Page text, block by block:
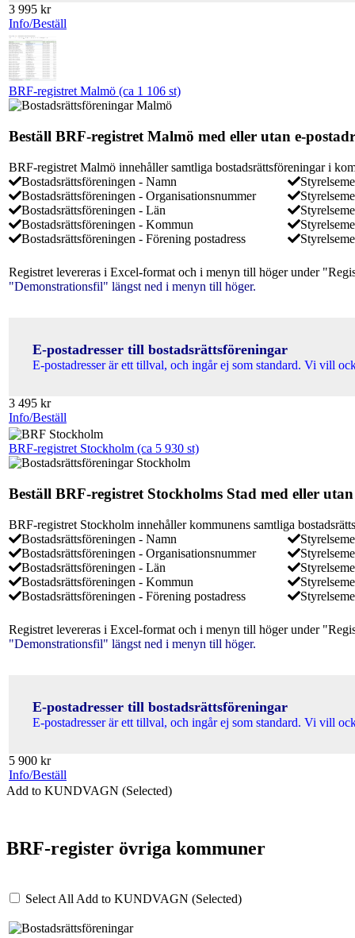
3 995 kr
Info/Beställ
BRF-registret Malmö (ca 1 106 st)
Beställ BRF-registret Malmö med eller utan e-
BRF-registret Malmö innehåller samtliga bostadsrättsföreningar i
Bostadsrättsföreningen - Namn
Bostadsrättsföreningen - Organisationsnummer
Bostadsrättsföreningen - Län
Bostadsrättsföreningen - Kommun
Bostadsrättsföreningen - Förening postadress
Registret levereras i Excel-format och i menyn till höger under
"Demonstrationsfil" längst ned i menyn till höger.
E-postadresser till bostadsrättsföreningar
E-postadresser är ett tillval, och ingår ej som standard. Vi vill
3 495 kr
Info/Beställ
BRF-registret Stockholm (ca 5 930 st)
Beställ BRF-registret Stockholms Stad med eller utan
BRF-registret Stockholm innehåller kommunens samtliga
Bostadsrättsföreningen - Namn
Bostadsrättsföreningen - Organisationsnummer
Bostadsrättsföreningen - Län
Bostadsrättsföreningen - Kommun
Bostadsrättsföreningen - Förening postadress
Registret levereras i Excel-format och i menyn till höger under
"Demonstrationsfil" längst ned i menyn till höger.
E-postadresser till bostadsrättsföreningar
E-postadresser är ett tillval, och ingår ej som standard. Vi vill
5 900 kr
Info/Beställ
Add to KUNDVAGN (Selected)
BRF-register övriga kommuner
Select All Add to KUNDVAGN (Selected)